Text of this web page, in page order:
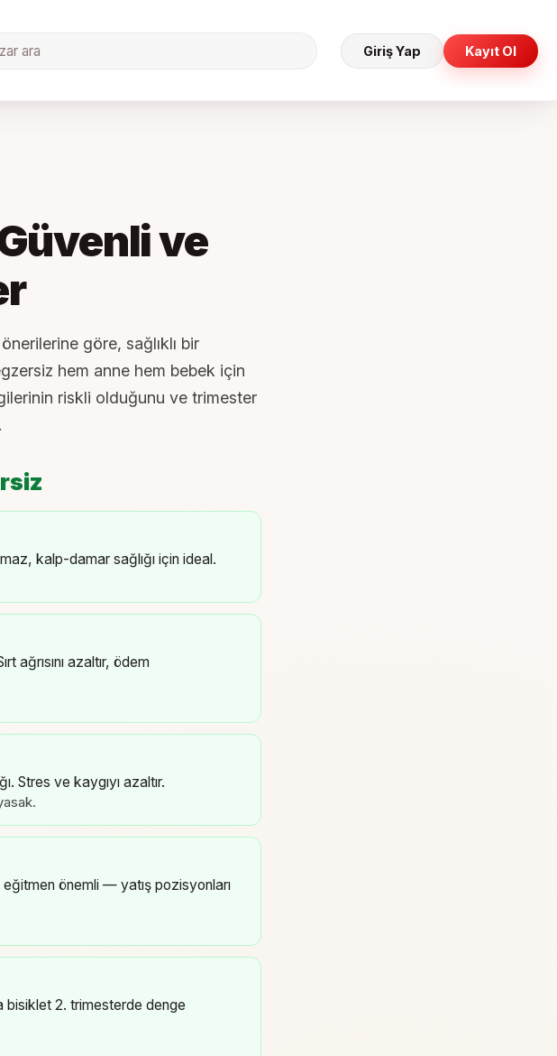
ara Giriş Yap Kayıt Ol
ve
göre, sağlıklı bir
hem anne hem bebek için
riskli olduğunu ve trimester
kalp-damar sağlığı için ideal.
ağrısını azaltır, ödem
Stres ve kaygıyı azaltır.
önemli — yatış pozisyonları
bisiklet 2. trimesterde denge